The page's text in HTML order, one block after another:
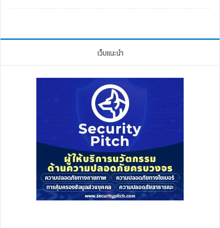
เว็บแนะนำ